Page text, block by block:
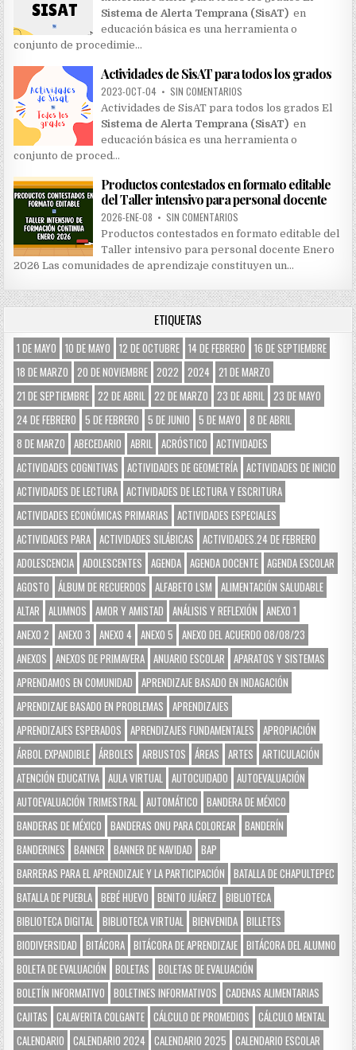
Sistema de Alerta Temprana (SisAT) en
educación básica es una herramienta o
conjunto de procedimie…
Actividades de SisAT para todos los grados
2023-OCT-04 • SIN COMENTARIOS
Actividades de SisAT para todos los grados El
Sistema de Alerta Temprana (SisAT) en
educación básica es una herramienta o
conjunto de proced…
Productos contestados en formato editable
del Taller intensivo para personal docente
2026-ENE-08 • SIN COMENTARIOS
Productos contestados en formato editable del
Taller intensivo para personal docente Enero
2026 Las comunidades de aprendizaje constituyen un…
ETIQUETAS
1 DE MAYO 10 DE MAYO 12 DE OCTUBRE 14 DE FEBRERO
16 DE SEPTIEMBRE
18 DE MARZO
20 DE NOVIEMBRE 2022 2024
21 DE MARZO
21 DE SEPTIEMBRE 22 DE ABRIL 22 DE MARZO 23 DE ABRIL 23 DE MAYO
24 DE FEBRERO
5 DE FEBRERO 5 DE JUNIO 5 DE MAYO
8 DE ABRIL
8 DE MARZO
ABECEDARIO ABRIL ACRÓSTICO
ACTIVIDADES
ACTIVIDADES COGNITIVAS
ACTIVIDADES DE GEOMETRÍA ACTIVIDADES DE INICIO
ACTIVIDADES DE LECTURA ACTIVIDADES DE LECTURA Y ESCRITURA
ACTIVIDADES ECONÓMICAS PRIMARIAS
ACTIVIDADES ESPECIALES
ACTIVIDADES PARA ACTIVIDADES SILÁBICAS
ACTIVIDADES.24 DE FEBRERO
ADOLESCENCIA ADOLESCENTES AGENDA AGENDA DOCENTE AGENDA ESCOLAR
AGOSTO
ÁLBUM DE RECUERDOS ALFABETO LSM
ALIMENTACIÓN SALUDABLE
ALTAR
ALUMNOS AMOR Y AMISTAD ANÁLISIS Y REFLEXIÓN
ANEXO 1
ANEXO 2
ANEXO 3 ANEXO 4 ANEXO 5
ANEXO DEL ACUERDO 08/08/23
ANEXOS
ANEXOS DE PRIMAVERA ANUARIO ESCOLAR
APARATOS Y SISTEMAS
APRENDAMOS EN COMUNIDAD
APRENDIZAJE BASADO EN INDAGACIÓN
APRENDIZAJE BASADO EN PROBLEMAS
APRENDIZAJES
APRENDIZAJES ESPERADOS
APRENDIZAJES FUNDAMENTALES
APROPIACIÓN
ÁRBOL EXPANDIBLE ÁRBOLES ARBUSTOS ÁREAS ARTES
ARTICULACIÓN
ATENCIÓN EDUCATIVA AULA VIRTUAL AUTOCUIDADO
AUTOEVALUACIÓN
AUTOEVALUACIÓN TRIMESTRAL AUTOMÁTICO
BANDERA DE MÉXICO
BANDERAS DE MÉXICO
BANDERAS ONU PARA COLOREAR
BANDERÍN
BANDERINES
BANNER BANNER DE NAVIDAD
BAP
BARRERAS PARA EL APRENDIZAJE Y LA PARTICIPACIÓN
BATALLA DE CHAPULTEPEC
BATALLA DE PUEBLA BEBÉ HUEVO BENITO JUÁREZ
BIBLIOTECA
BIBLIOTECA DIGITAL BIBLIOTECA VIRTUAL BIENVENIDA BILLETES
BIODIVERSIDAD
BITÁCORA BITÁCORA DE APRENDIZAJE BITÁCORA DEL ALUMNO
BOLETA DE EVALUACIÓN
BOLETAS
BOLETAS DE EVALUACIÓN
BOLETÍN INFORMATIVO
BOLETINES INFORMATIVOS
CADENAS ALIMENTARIAS
CAJITAS
CALAVERITA COLGANTE CÁLCULO DE PROMEDIOS
CÁLCULO MENTAL
CALENDARIO
CALENDARIO 2024 CALENDARIO 2025
CALENDARIO ESCOLAR